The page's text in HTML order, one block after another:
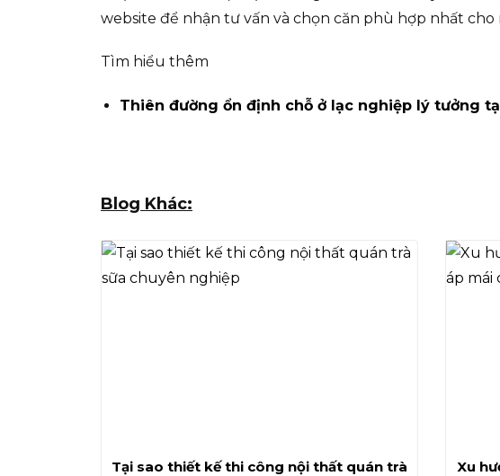
website để nhận tư vấn và chọn căn phù hợp nhất cho
Tìm hiểu thêm
Thiên đường ổn định chỗ ở lạc nghiệp lý tưởng
Blog Khác:
Tại sao thiết kế thi công nội thất quán trà
Xu